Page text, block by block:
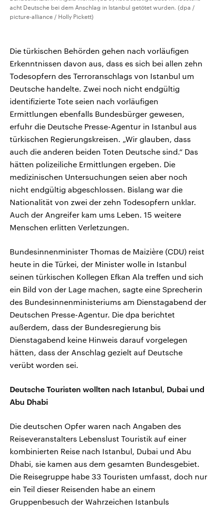
acht Deutsche bei dem Anschlag in Istanbul getötet wurden. (dpa /
picture-alliance / Holly Pickett)
Die türkischen Behörden gehen nach vorläufigen
Erkenntnissen davon aus, dass es sich bei allen zehn
Todesopfern des Terroranschlags von Istanbul um
Deutsche handelte. Zwei noch nicht endgültig
identifizierte Tote seien nach vorläufigen
Ermittlungen ebenfalls Bundesbürger gewesen,
erfuhr die Deutsche Presse-Agentur in Istanbul aus
türkischen Regierungskreisen. „Wir glauben, dass
auch die anderen beiden Toten Deutsche sind.“ Das
hätten polizeiliche Ermittlungen ergeben. Die
medizinischen Untersuchungen seien aber noch
nicht endgültig abgeschlossen. Bislang war die
Nationalität von zwei der zehn Todesopfern unklar.
Auch der Angreifer kam ums Leben. 15 weitere
Menschen erlitten Verletzungen.
Bundesinnenminister Thomas de Maizière (CDU) reist
heute in die Türkei, der Minister wolle in Istanbul
seinen türkischen Kollegen Efkan Ala treffen und sich
ein Bild von der Lage machen, sagte eine Sprecherin
des Bundesinnenministeriums am Dienstagabend der
Deutschen Presse-Agentur. Die dpa berichtet
außerdem, dass der Bundesregierung bis
Dienstagabend keine Hinweis darauf vorgelegen
hätten, dass der Anschlag gezielt auf Deutsche
verübt worden sei.
Deutsche Touristen wollten nach Istanbul, Dubai und
Abu Dhabi
Die deutschen Opfer waren nach Angaben des
Reiseveranstalters Lebenslust Touristik auf einer
kombinierten Reise nach Istanbul, Dubai und Abu
Dhabi, sie kamen aus dem gesamten Bundesgebiet.
Die Reisegruppe habe 33 Touristen umfasst, doch nur
ein Teil dieser Reisenden habe an einem
Gruppenbesuch der Wahrzeichen Istanbuls